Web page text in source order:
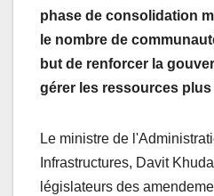
phase de consolidation
le nombre de
but de renforcer la
gérer les ressources
Le ministre de
Infrastructures, Davit
législateurs des